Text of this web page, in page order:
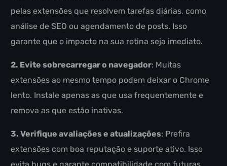
pelas extensões que resolvem tarefas diárias, como
análise de SEO ou agendamento de posts. Isso
garante que o impacto na sua rotina seja imediato.
2. Evite sobrecarregar o navegador: Muitas
extensões ao mesmo tempo podem deixar o Chrome
lento. Instale apenas as que usa frequentemente e
remova as que estão inativas.
3. Verifique avaliações e atualizações: Prefira
extensões com boa reputação e suporte ativo. Isso